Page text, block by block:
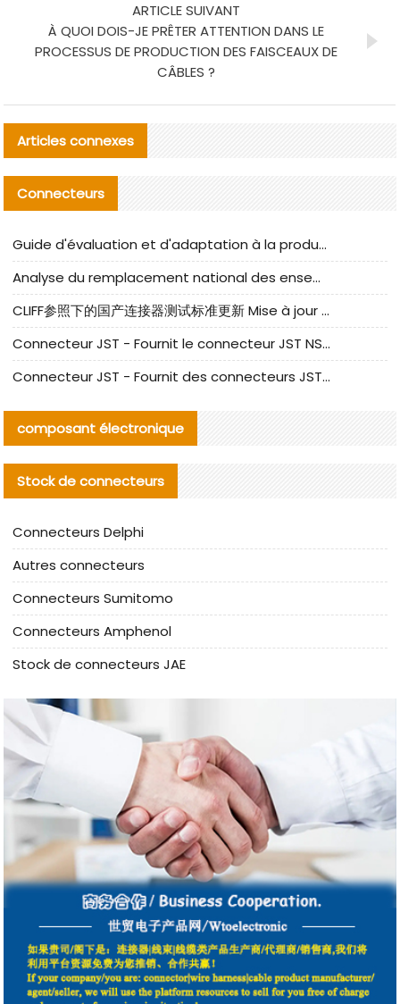
ARTICLE SUIVANT
À QUOI DOIS-JE PRÊTER ATTENTION DANS LE
PROCESSUS DE PRODUCTION DES FAISCEAUX DE
CÂBLES ?
Articles connexes
Connecteurs
Guide d'évaluation et d'adaptation à la production des composants de câbles nationaux CNC Tech
Analyse du remplacement national des ensembles de câbles à fréquence élevée I-PEX
CLIFF参照下的国产连接器测试标准更新 Mise à jour des normes de test des connecteurs nationaux sous la référence CLIFF
Connecteur JST - Fournit le connecteur JST NSHR-02V-S original | Équivalent
Connecteur JST - Fournit des connecteurs JST GHR-09V-S authentiques et des produits de remplacement|
composant électronique
Stock de connecteurs
Connecteurs Delphi
Autres connecteurs
Connecteurs Sumitomo
Connecteurs Amphenol
Stock de connecteurs JAE